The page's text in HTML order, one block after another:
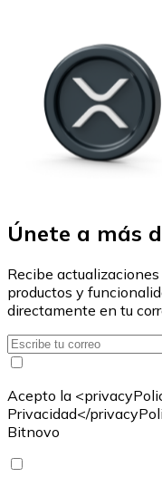
Únete a más
Recibe
productos y
directamente en tu
Acepto la
Privacidad</
Bitnovo